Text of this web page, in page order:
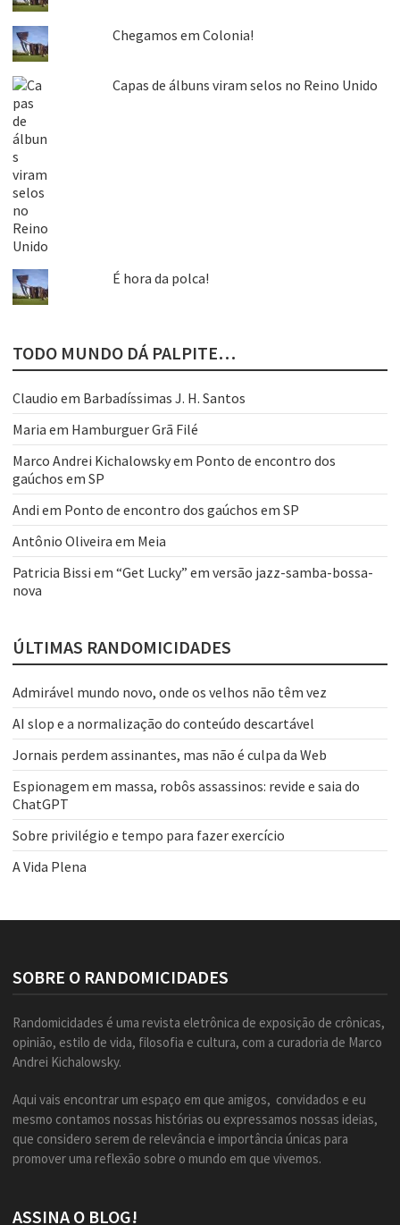
Chegamos em Colonia!
Capas de álbuns viram selos no Reino Unido
É hora da polca!
TODO MUNDO DÁ PALPITE…
Claudio em Barbadíssimas J. H. Santos
Maria em Hamburguer Grã Filé
Marco Andrei Kichalowskyem Ponto de encontro dos
gaúchos em SP
Andi em Ponto de encontro dos gaúchos em SP
Antônio Oliveira em Meia
Patricia Bissi em “Get Lucky” em versão jazz-samba-bossa-
nova
ÚLTIMAS RANDOMICIDADES
Admirável mundo novo, onde os velhos não têm vez
AI slop e a normalização do conteúdo descartável
Jornais perdem assinantes, mas não é culpa da Web
Espionagem em massa, robôs assassinos: revide e saia do
ChatGPT
Sobre privilégio e tempo para fazer exercício
A Vida Plena
SOBRE O RANDOMICIDADES
Randomicidades é uma revista eletrônica de exposição de crônicas,
opinião, estilo de vida, filosofia e cultura, com a curadoria de Marco
Andrei Kichalowsky.
Aqui vais encontrar um espaço em que amigos, convidados e eu
mesmo contamos nossas histórias ou expressamos nossas ideias,
que considero serem de relevância e importância únicas para
promover uma reflexão sobre o mundo em que vivemos.
ASSINA O BLOG!